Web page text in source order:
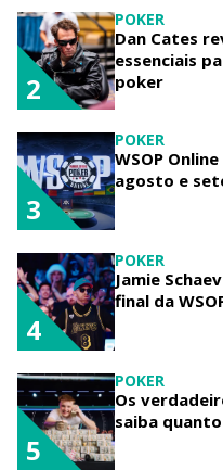
POKER
Dan Cates
essenciais
poker
2
POKER
WSOP
agosto e
3
POKER
Jamie
final da
4
POKER
Os
saiba
5